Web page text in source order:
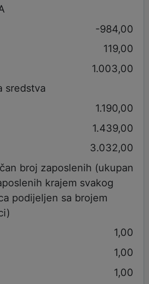
-984,00
119,00
1.003,00
sredstva
1.190,00
1.439,00
3.032,00
broj zaposlenih (ukupan
krajem svakog
podijeljen sa brojem
1,00
1,00
1,00